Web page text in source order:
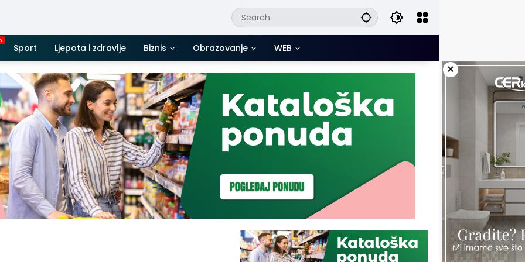
Sport Ljepota i zdravlje Biznis Obrazovanje WEB
×